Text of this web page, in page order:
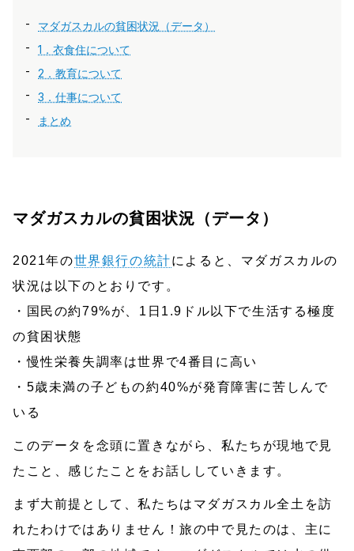
マダガスカルの貧困状況（データ）
1．衣食住について
2．教育について
3．仕事について
まとめ
マダガスカルの貧困状況（データ）
2021年の世界銀行の統計によると、マダガスカルの
状況は以下のとおりです。
・国民の約79%が、1日1.9ドル以下で生活する極度
の貧困状態
・慢性栄養失調率は世界で4番目に高い
・5歳未満の子どもの約40%が発育障害に苦しんで
いる
このデータを念頭に置きながら、私たちが現地で見
たこと、感じたことをお話ししていきます。
まず大前提として、私たちはマダガスカル全土を訪
れたわけではありません！旅の中で見たのは、主に